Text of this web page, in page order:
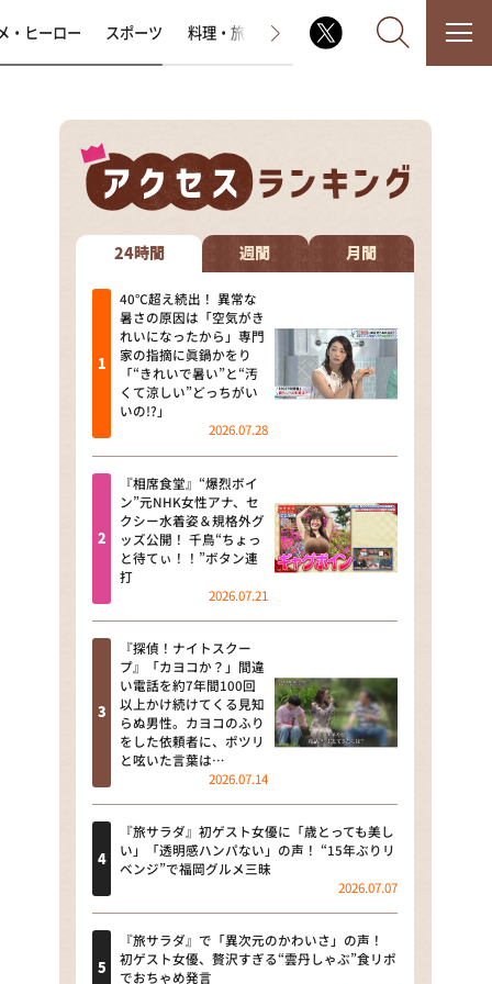
なるみ・岡村の過ぎるTV
相席食堂
これ余談なんですけど・・・
～人生密着トークバラエティ！
～ やすとものいたって真剣です
探偵！ナイトスクープ
news おかえり
河合＆A.B.C-Z塚田×福井アナ
「なんでやねん！？」（news お
かえり）
DAIGOも台所 ～きょうの献立 何
にする？～
本日はダイアンなり！シーズン２
朝だ！生です旅サラダ
教えて！ニュースライブ 正義の
ミカタ
ＬＩＦＥ～夢のカタチ～
新婚さんいらっしゃい！
ザキ山小屋本館
・ヒーロー スポーツ 料理・旅 ラジオ番組 その他
24時間 週間 月間
40℃超え続出！ 異常な
暑さの原因は「空気がき
れいになったから」専門
家の指摘に眞鍋かをり
「“きれいで暑い”と“汚
くて涼しい”どっちがい
いの!?」
2026.07.28
『相席食堂』“爆烈ボイ
ン”元NHK女性アナ、セ
クシー水着姿＆規格外グ
ッズ公開！ 千鳥“ちょっ
と待てぃ！！”ボタン連
打
2026.07.21
『探偵！ナイトスクー
プ』「カヨコか？」間違
い電話を約7年間100回
以上かけ続けてくる見知
らぬ男性。カヨコのふり
をした依頼者に、ポツリ
と呟いた言葉は…
2026.07.14
『旅サラダ』初ゲスト女優に「歳とっても美し
い」「透明感ハンパない」の声！ “15年ぶりリ
ベンジ”で福岡グルメ三昧
2026.07.07
『旅サラダ』で「異次元のかわいさ」の声！
初ゲスト女優、贅沢すぎる“雲丹しゃぶ”食リポ
でおちゃめ発言